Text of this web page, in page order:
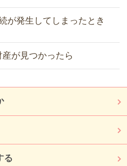
が発生してしまったとき
が見つかったら
る